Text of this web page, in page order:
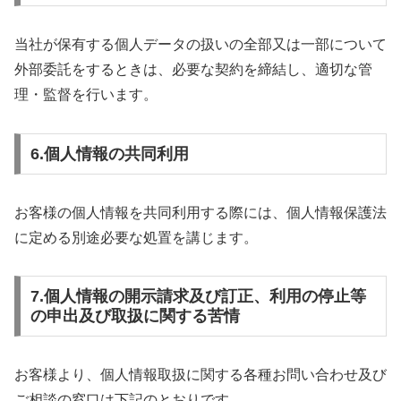
当社が保有する個人データの扱いの全部又は一部について
外部委託をするときは、必要な契約を締結し、適切な管
理・監督を行います。
6.個人情報の共同利用
お客様の個人情報を共同利用する際には、個人情報保護法
に定める別途必要な処置を講じます。
7.個人情報の開示請求及び訂正、利用の停止等
の申出及び取扱に関する苦情
お客様より、個人情報取扱に関する各種お問い合わせ及び